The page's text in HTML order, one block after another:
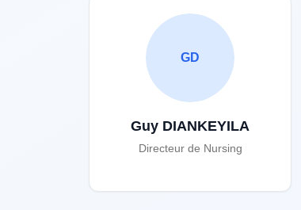
GD
Guy DIANKEYILA
Directeur de Nursing